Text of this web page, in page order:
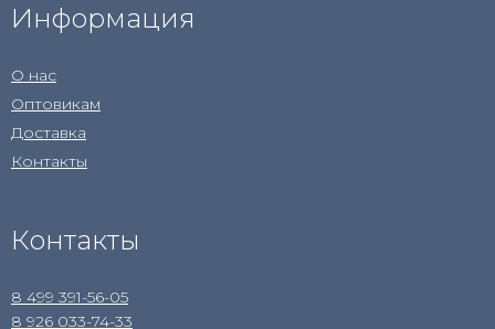
Информация
О нас
Оптовикам
Доставка
Контакты
Контакты
8 499 391-56-05
8 926 033-74-33